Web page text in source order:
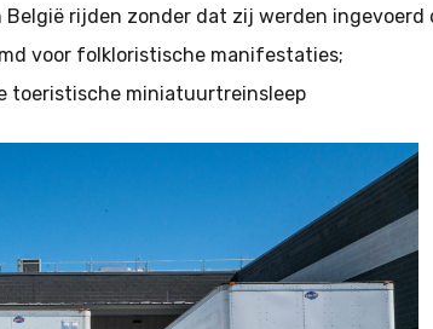
rijden zonder dat zij werden ingevoerd
voor folkloristische manifestaties;
toeristische miniatuurtreinsleep